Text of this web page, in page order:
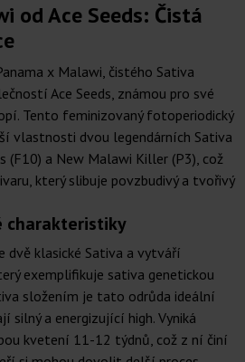
od Ace Seeds: Čistá
x Malawi, čistého Sativa
Ace Seeds, známou pro své
Tento feminizovaný fotoperiodický
vlastnosti dvou legendárních Sativa
(F10) a New Malawi Killer (P3), což
který slibuje povzbudivý a tvořivý
charakteristiky
dvě klasické Sativa a vytváří
exemplifikuje sativa genetickou
složením je tato odrůda ideální
silný a energizující high. Vyniká
kvetení 11-12 týdnů, což z ní činí